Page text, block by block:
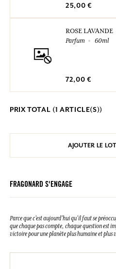
25,00 €
ROSE LAVANDE
Parfum
60ml
72,00 €
PRIX TOTAL (1 ARTICLE(S))
AJOUTER LE
FRAGONARD S'ENGAGE
Parce que c’est aujourd’hui qu’il faut se
que chaque pas compte, chaque question est
victoire pour une planète plus humaine et plus